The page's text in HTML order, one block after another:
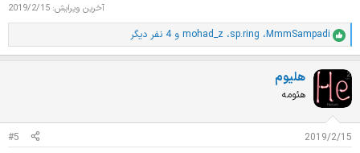
آخرین ویرایش: 2019/2/15
ا
م
ت
ی
ا
ز
ت
:
MmmSampadi، sp.ring، mohad_z و 4 نفر دیگر
هلیوم
هئومه
2019/2/15
#5